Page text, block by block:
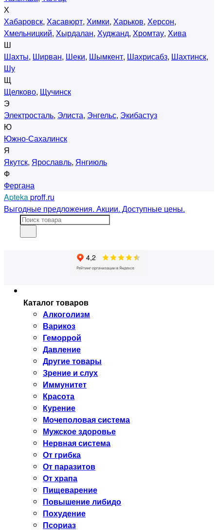
Х
Хабаровск, Хасавюрт, Химки, Харьков, Херсон,
Хмельницкий, Хырдалан, Худжанд, Хромтау, Хива
Ш
Шахты, Ширван, Шеки, Шымкент, Шахрисабз, Шахтинск,
Шу
Щ
Щелково, Щучинск
Э
Электросталь, Элиста, Энгельс, Экибастуз
Ю
Южно-Сахалинск
Я
Якутск, Ярославль, Янгиюль
Ф
Фергана
Aptekaproff.ru
Выгодные предложения. Акции. Доступные цены.
Каталог товаров
Алкоголизм
Варикоз
Геморрой
Давление
Другие товары
Зрение и слух
Иммунитет
Красота
Курение
Мочеполовая система
Мужское здоровье
Нервная система
От грибка
От паразитов
От храпа
Пищеварение
Повышение либидо
Похудение
Псориаз